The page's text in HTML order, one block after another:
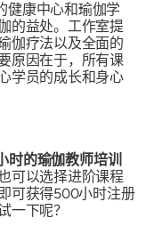
健康中心和瑜伽学
的益处。工作室提
伽疗法以及全面的
原因在于，所有课
学员的成长和身心
时的瑜伽教师培训
可以选择进阶课程
可获得500小时注册
一下呢？